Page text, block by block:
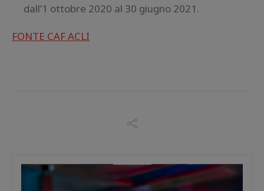
dall’1 ottobre 2020 al 30 giugno 2021.
FONTE CAF ACLI